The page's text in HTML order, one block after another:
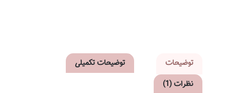
توضیحات
توضیحات تکمیلی
نظرات (1)